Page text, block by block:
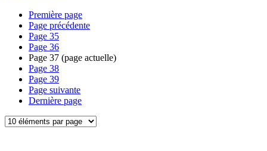
Première page
Page précédente
Page 35
Page 36
Page 37 (page actuelle)
Page 38
Page 39
Page suivante
Dernière page